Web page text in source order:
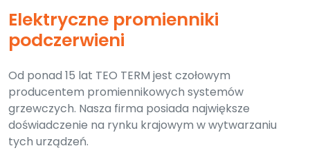
Elektryczne promienniki
podczerwieni
Od ponad 15 lat TEO TERM jest czołowym
producentem promiennikowych systemów
grzewczych. Nasza firma posiada największe
doświadczenie na rynku krajowym w wytwarzaniu
tych urządzeń.